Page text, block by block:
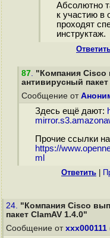
Абсолютно
к участию в
проходят
инструктаж.
87. "Компания Cisco
антивирусный пакет
Сообщение от
Здесь ещё дают:
Прочие ссылки
https://
ml
Ответить
24. "Компания Cisco
пакет ClamAV 1.4.0"
Сообщение от xxx000111